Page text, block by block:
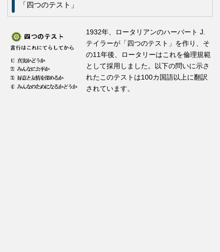
「四つのテスト」
1932年、ロータリアンのハーバート J.
テイラーが「四つのテスト」を作り、そ
の11年後、ロータリーはこれを倫理規範
として採用しました。以下の問いに示さ
れたこのテストは100カ国語以上に翻訳
されています。